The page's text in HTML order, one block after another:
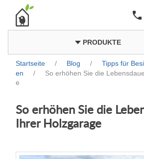
PRODUKTE
Startseite / Blog /
Tipps für
en
/
So erhöhen Sie die
e
So erhöhen Sie die
Ihrer Holzgarage